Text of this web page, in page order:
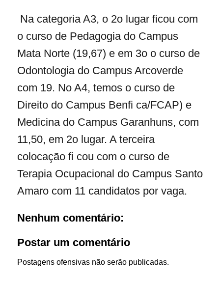
Na categoria A3, o 2o lugar ficou com
o curso de Pedagogia do Campus
Mata Norte (19,67) e em 3o o curso de
Odontologia do Campus Arcoverde
com 19. No A4, temos o curso de
Direito do Campus Benfi ca/FCAP) e
Medicina do Campus Garanhuns, com
11,50, em 2o lugar. A terceira
colocação fi cou com o curso de
Terapia Ocupacional do Campus Santo
Amaro com 11 candidatos por vaga.
Nenhum comentário:
Postar um comentário
Postagens ofensivas não serão publicadas.